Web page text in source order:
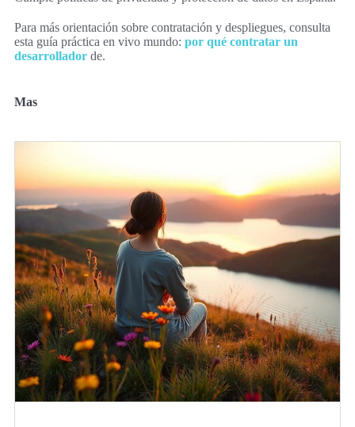
Para más orientación sobre contratación y despliegues, consulta
esta guía práctica en vivo mundo: por qué contratar un
desarrollador de.
Mas